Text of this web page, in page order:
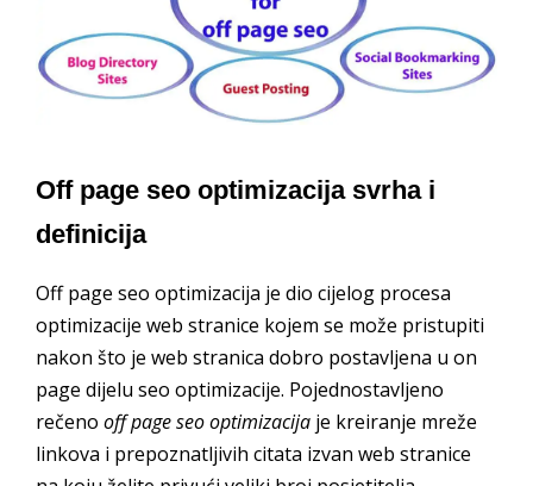
Off page seo optimizacija svrha i
definicija
Off page seo optimizacija je dio cijelog procesa
optimizacije web stranice kojem se može pristupiti
nakon što je web stranica dobro postavljena u on
page dijelu seo optimizacije. Pojednostavljeno
rečeno off page seo optimizacija je kreiranje mreže
linkova i prepoznatljivih citata izvan web stranice